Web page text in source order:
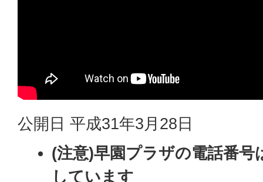
公開日 平成31年3月28日
(注意)早園プラザの電話番号
しています